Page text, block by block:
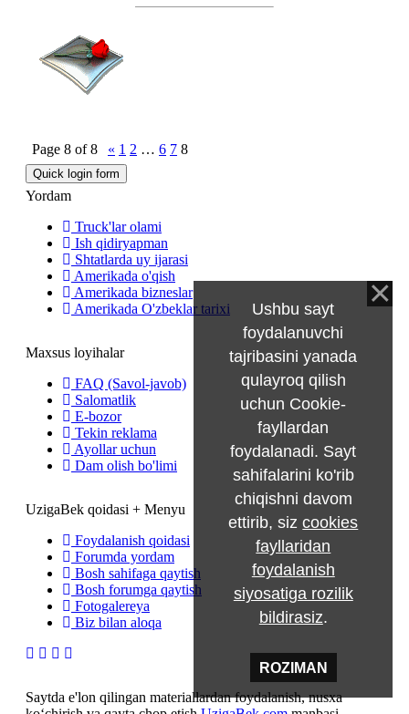
Page 8 of8 « 1 2 … 6 7 8
Yordam
Truck'lar olami
Ish qidiryapman
Shtatlarda uy ijarasi
Amerikada o'qish
Amerikada bizneslar
Amerikada O'zbeklar tarixi
Maxsus loyihalar
FAQ (Savol-javob)
Salomatlik
E-bozor
Tekin reklama
Ayollar uchun
Dam olish bo'limi
UzigaBek qoidasi + Menyu
Foydalanish qoidasi
Forumda yordam
Bosh sahifaga qaytish
Bosh forumga qaytish
Fotogalereya
Biz bilan aloqa
Saytda e'lon qilingan materiallardan foydalanish, nusxa
Ushbu sayt
foydalanuvchi
tajribasini yanada
qulayroq qilish
uchun Cookie-
fayllardan
foydalanadi. Sayt
sahifalarini ko'rib
chiqishni davom
ettirib, sizcookies
fayllaridan
foydalanish
siyosatiga rozilik
bildirasiz.
ROZIMAN